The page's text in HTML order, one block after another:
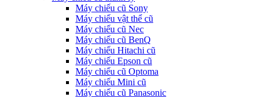
Máy chiếu cũ Sony
Máy chiếu vật thể cũ
Máy chiếu cũ Nec
Máy chiếu cũ BenQ
Máy chiếu Hitachi cũ
Máy chiếu Epson cũ
Máy chiếu cũ Optoma
Máy chiếu Mini cũ
Máy chiếu cũ Panasonic